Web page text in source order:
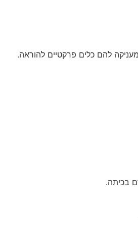
להם כלים פרקטיים להוראה.